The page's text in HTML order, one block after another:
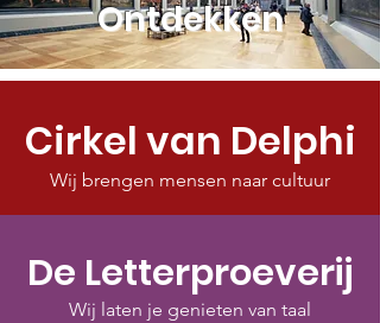
Ontdekken
Cirkel van Delphi
Wij brengen mensen naar cultuur
De Letterproeverij
Wij laten je genieten van taal